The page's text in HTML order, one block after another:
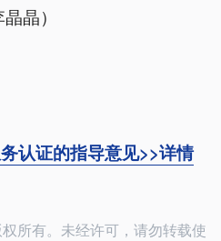
晶）
认证的指导意见>>详情
所有。未经许可，请勿转载使